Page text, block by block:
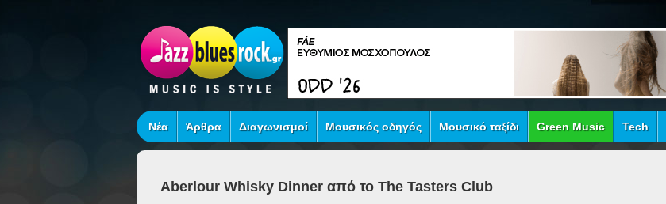
Νέα Άρθρα Διαγωνισμοί Μουσικός οδηγός Μουσικό ταξίδι Green Music Tech
Aberlour Whisky Dinner από το The Tasters Club